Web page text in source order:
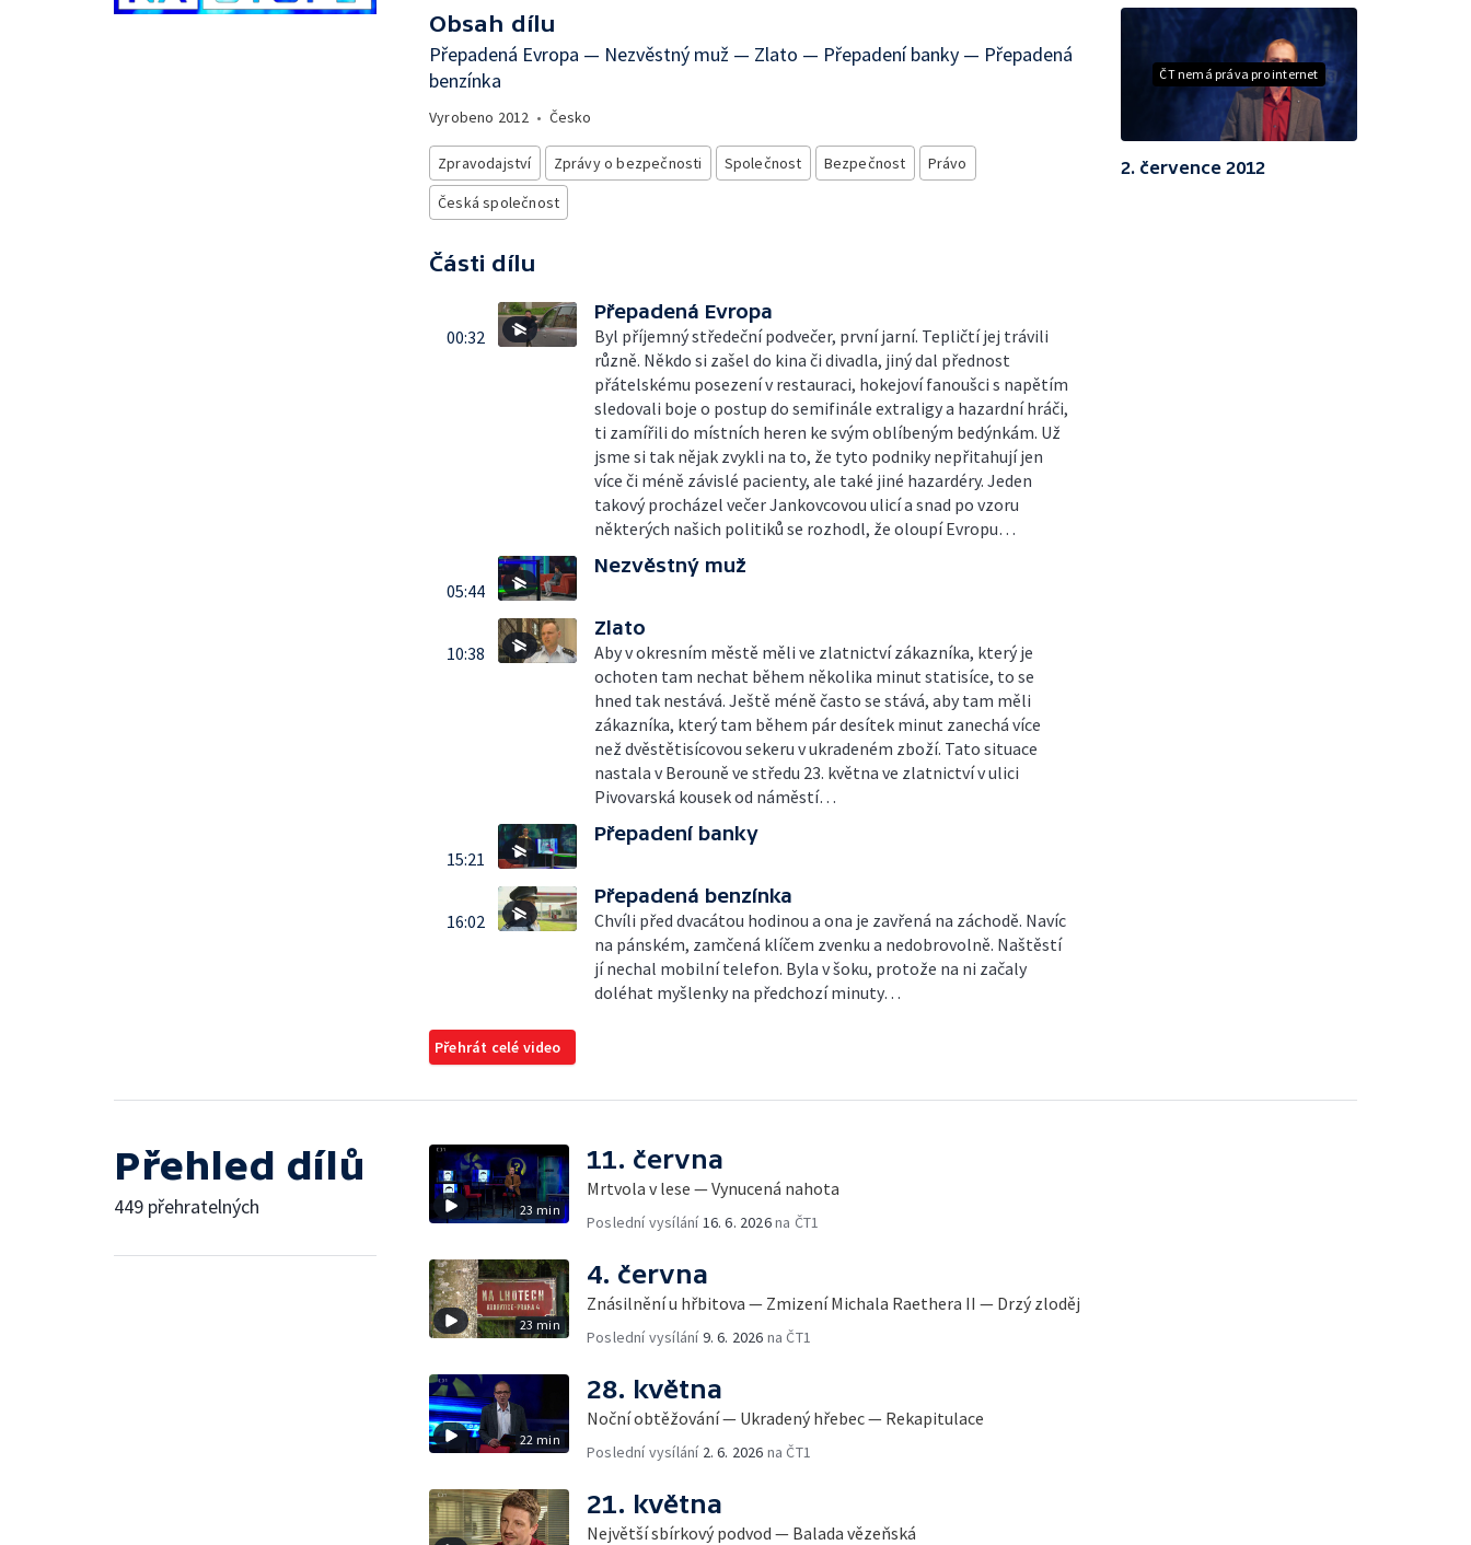
Obsah dílu
Přepadená Evropa — Nezvěstný muž — Zlato — Přepadení banky — Přepadená
benzínka
Vyrobeno 2012 • Česko
Zpravodajství Zprávy o bezpečnosti Společnost Bezpečnost
Právo
Česká společnost
Části dílu
00:32
Přepadená Evropa
Byl příjemný středeční podvečer, první jarní. Tepličtí jej trávili
různě. Někdo si zašel do kina či divadla, jiný dal přednost
přátelskému posezení v restauraci, hokejoví fanoušci s napětím
sledovali boje o postup do semifinále extraligy a hazardní hráči,
ti zamířili do místních heren ke svým oblíbeným bedýnkám. Už
jsme si tak nějak zvykli na to, že tyto podniky nepřitahují jen
více či méně závislé pacienty, ale také jiné hazardéry. Jeden
takový procházel večer Jankovcovou ulicí a snad po vzoru
některých našich politiků se rozhodl, že oloupí Evropu…
05:44
Nezvěstný muž
10:38
Zlato
Aby v okresním městě měli ve zlatnictví zákazníka, který je
ochoten tam nechat během několika minut statisíce, to se
hned tak nestává. Ještě méně často se stává, aby tam měli
zákazníka, který tam během pár desítek minut zanechá více
než dvěstětisícovou sekeru v ukradeném zboží. Tato situace
nastala v Berouně ve středu 23. května ve zlatnictví v ulici
Pivovarská kousek od náměstí…
15:21
Přepadení banky
16:02
Přepadená benzínka
Chvíli před dvacátou hodinou a ona je zavřená na záchodě. Navíc
na pánském, zamčená klíčem zvenku a nedobrovolně. Naštěstí
jí nechal mobilní telefon. Byla v šoku, protože na ni začaly
doléhat myšlenky na předchozí minuty…
Přehrát celé video
ČT nemá práva pro internet
2. července 2012
Přehled dílů
449 přehratelných 23 min
11. června
Mrtvola v lese — Vynucená nahota
Poslední vysílání16. 6. 2026na ČT1
23 min
4. června
Znásilnění u hřbitova — Zmizení Michala Raethera II — Drzý zloděj
Poslední vysílání9. 6. 2026 na ČT1
22 min
28. května
Noční obtěžování — Ukradený hřebec — Rekapitulace
Poslední vysílání 2. 6. 2026 na ČT1
21. května
Největší sbírkový podvod — Balada vězeňská